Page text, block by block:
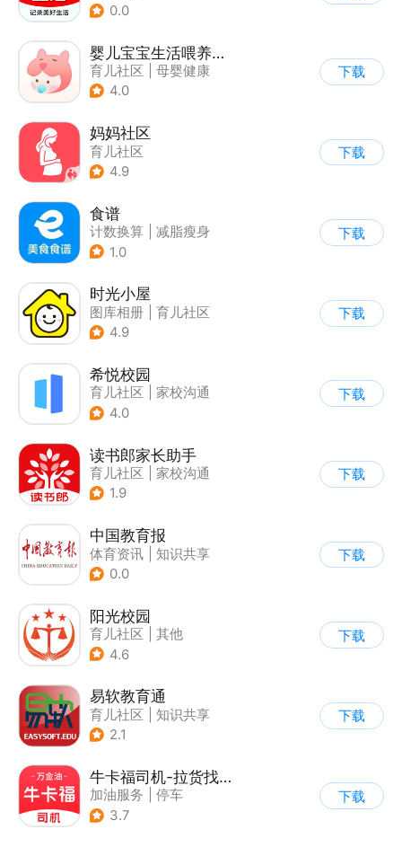
0.0
婴儿宝宝生活喂养记录
育儿社区
母婴健康
4.0
下载
妈妈社区
育儿社区
4.9
下载
食谱
计数换算
减脂瘦身
1.0
下载
时光小屋
图库相册
育儿社区
4.9
下载
希悦校园
育儿社区
家校沟通
4.0
下载
读书郎家长助手
育儿社区
家校沟通
1.9
下载
中国教育报
体育资讯
知识共享
| 育儿社区
0.0
下载
阳光校园
育儿社区
其他
4.6
下载
易软教育通
育儿社区
知识共享
| 其他
2.1
下载
牛卡福司机-拉货找货货源货车物流司机运输
加油服务
停车
3.7
下载